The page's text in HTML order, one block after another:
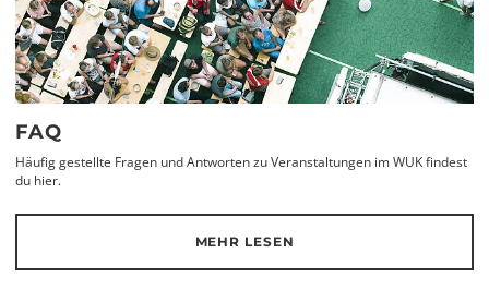
FAQ
Häufig gestellte Fragen und Antworten zu Veranstaltungen im WUK findest
du hier.
MEHR LESEN